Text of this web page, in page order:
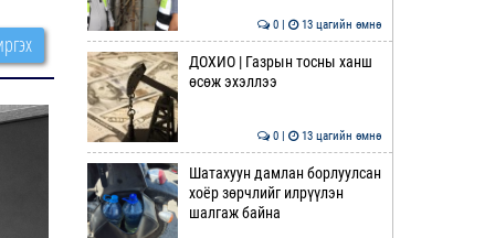
0 | 13 цагийн өмнө
ДОХИО | Газрын тосны ханш
өсөж эхэллээ
0 | 13 цагийн өмнө
Шатахуун дамлан борлуулсан
хоёр зөрчлийг илрүүлэн
шалгаж байна